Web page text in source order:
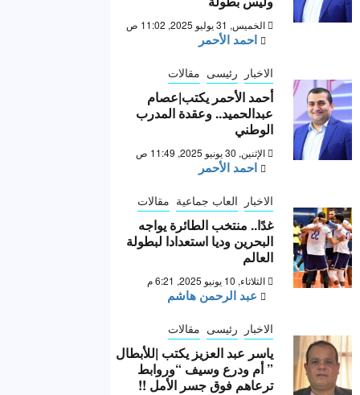
الخميس, 31 يوليو 2025, 11:02 ص
احمد الأحمر
الاخبار رئيسى مقالات
أحمد الأحمر يكتب|عصام
عبدالحميد.. وعقدة المدرب
الوطني
الإثنين, 30 يونيو 2025, 11:49 ص
احمد الأحمر
الاخبار العاب جماعية مقالات
غدًا.. منتخب الطائرة يواجه
البحرين وديا استعدادا لبطولة
العالم
الثلاثاء, 10 يونيو 2025, 6:21 م
عبد الرحمن هاشم
الاخبار رئيسى مقالات
ياسر عبد العزيز يكتب |للأبطال
” أم ودرع وسيف “وروابط
ترعاهم فوق جسر الأمل !!